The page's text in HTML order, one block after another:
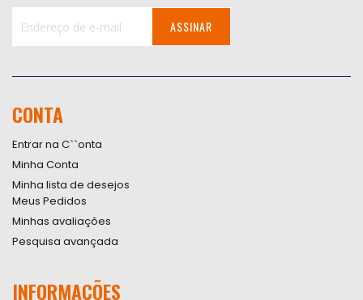
Newsletter:
ASSINAR
CONTA
Entrar na C``onta
Minha Conta
Minha lista de desejos
Meus Pedidos
Minhas avaliações
Pesquisa avançada
INFORMAÇÕES